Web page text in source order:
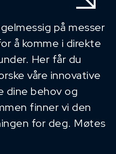
på messer
å komme i direkte
Her får du
våre innovative
dine behov og
finner vi den
for deg. Møtes